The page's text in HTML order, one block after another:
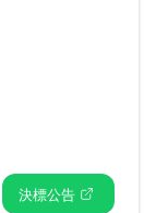
決標公告